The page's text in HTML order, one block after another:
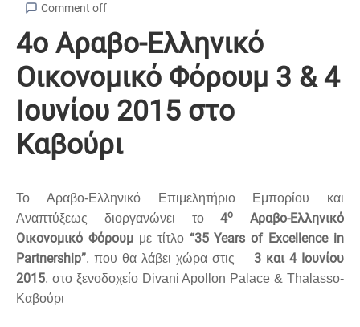
Comment off
4ο Αραβο-Ελληνικό
Οικονομικό Φόρουμ 3 & 4
Ιουνίου 2015 στο
Kαβούρι
Το Αραβο-Ελληνικό Επιμελητήριο Εμπορίου και
Αναπτύξεως διοργανώνει το4ο
Αραβο-Ελληνικό
Οικονομικό Φόρουμμε τίτλο “35 Years of Excellence in
Partnership”, που θα λάβει χώρα στις 3 και 4 Ιουνίου
2015, στο ξενοδοχείο Divani Apollon Palace & Thalasso-
Kαβούρι